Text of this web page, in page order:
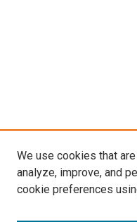
We use cookies that
analyze, improve, and
cookie preferences